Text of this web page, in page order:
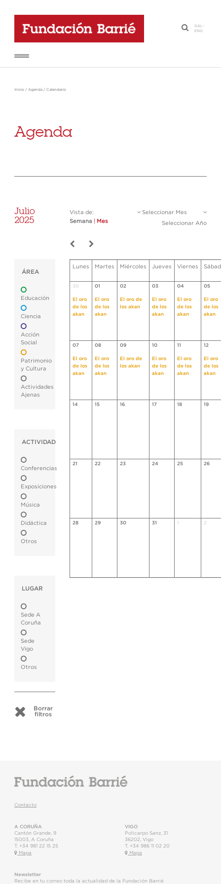
·
GAL-
ENG
Inicio / Agenda / Calendario
Agenda
Julio
2025
Vista de:
Semana
Mes
Seleccionar Mes
Seleccionar Año
ÁREA
Educación
Ciencia
Acción
Social
Patrimonio
y Cultura
Actividades
Ajenas
ACTIVIDAD
Conferencias
Exposiciones
Música
Didáctica
Otros
LUGAR
Sede A
Coruña
Sede
Vigo
Otros
Borrar
filtros
Lunes Martes Miércoles Jueves Viernes
30
El oro
de los
akan
01
El oro
de los
akan
02
El oro de
los akan
03
El oro
de los
akan
04
El oro
de los
akan
05
El oro
de los
akan
07
El oro
de los
akan
08
El oro
de los
akan
09
El oro de
los akan
10
El oro
de los
akan
11
El oro
de los
akan
12
El oro
de los
akan
14 15 16 17 18 19
21 22 23 24 25 26
28 29 30 31 2
Contacto
A CORUÑA
Cantón Grande, 9
15003
A Coruña
T. +34 981 22 15 25
Mapa
VIGO
Policarpo Sanz, 31
36202 Vigo
T. +34 986 11 02 20
Mapa
Newsletter
Recibe en tu correo toda la actualidad de la Fundación Barrié